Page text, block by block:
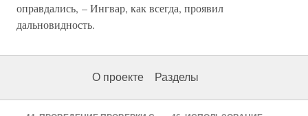
оправдались, – Ингвар, как всегда, проявил
дальновидность.
О проекте Разделы